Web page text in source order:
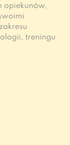
opiekunów,
treningu